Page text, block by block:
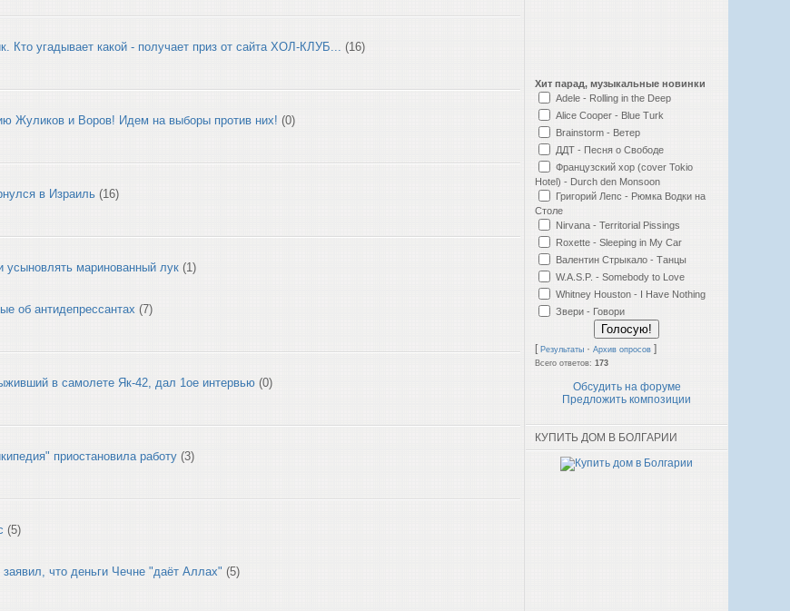
Кто угадывает какой - получает приз от сайта ХОЛ-КЛУБ... (16)
Жуликов и Воров! Идем на выборы против них! (0)
в Израиль (16)
усыновлять маринованный лук (1)
об антидепрессантах (7)
в самолете Як-42, дал 1ое интервью (0)
приостановила работу (3)
(5)
что деньги Чечне "даёт Аллах" (5)
Хит парад, музыкальные новинки
Adele - Rolling in the Deep
Alice Cooper - Blue Turk
Brainstorm - Ветер
ДДТ - Песня о Свободе
Французский хор (cover Tokio
Hotel) - Durch den Monsoon
Григорий Лепс - Рюмка Водки на
Столе
Nirvana - Territorial Pissings
Roxette - Sleeping in My Car
Валентин Стрыкало - Танцы
W.A.S.P. - Somebody to Love
Whitney Houston - I Have Nothing
Звери - Говори
[Результаты ·Архив опросов ]
Всего ответов:173
Обсудить на форуме
Предложить композиции
КУПИТЬ ДОМ В БОЛГАРИИ